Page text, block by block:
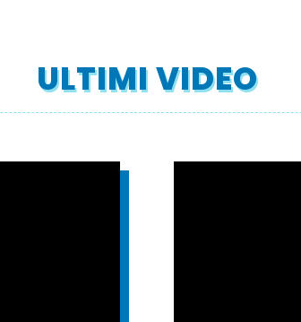
ULTIMI VIDEO